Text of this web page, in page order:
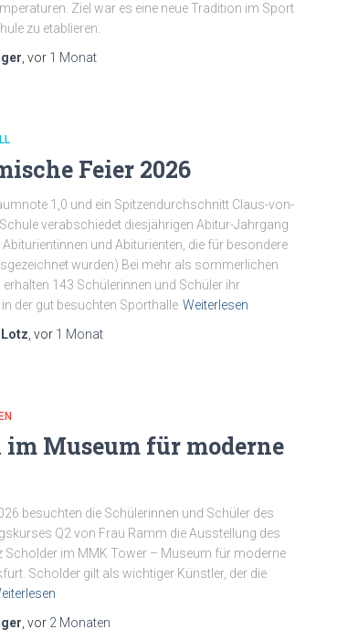
Ziel war es eine neue Tradition im Sport
zu etablieren.
, vor 1 Monat
Feier 2026
1,0 und ein Spitzendurchschnitt Claus-von-
verabschiedet diesjährigen Abitur-Jahrgang
und Abiturienten, die für besondere
wurden) Bei mehr als sommerlichen
143 Schülerinnen und Schüler ihr
der gut besuchten Sporthalle Weiterlesen
, vor 1 Monat
im Museum für moderne
besuchten die Schülerinnen und Schüler des
Q2 von Frau Ramm die Ausstellung des
Scholder im MMK Tower – Museum für moderne
Scholder gilt als wichtiger Künstler, der die
, vor 2 Monaten